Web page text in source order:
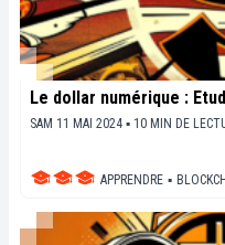
Le dollar numérique :
SAM 11 MAI 2024 ▪ 10 MIN DE
APPRENDRE ▪